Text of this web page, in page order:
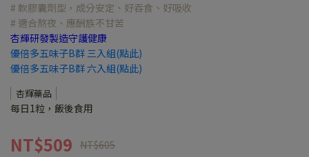
# 軟膠囊劑型，成分安定、好吞食、好吸收
# 適合熬夜、應酬族不甘苦
杏輝研發製造守護健康
優倍多五味子B群 三入組(點此)
優倍多五味子B群 六入組(點此)
杏輝藥品
每日1粒，飯後食用
NT$509 NT$605